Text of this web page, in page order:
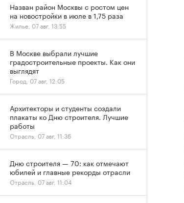
Назван район Москвы с ростом цен
на новостройки в июле в 1,75 раза
Жилье, 07 авг, 13:55
В Москве выбрали лучшие
градостроительные проекты. Как они
выглядят
Город, 07 авг, 12:05
Архитекторы и студенты создали
плакаты ко Дню строителя. Лучшие
работы
Отрасль, 07 авг, 11:36
Дню строителя — 70: как отмечают
юбилей и главные рекорды отрасли
Отрасль, 07 авг, 11:04